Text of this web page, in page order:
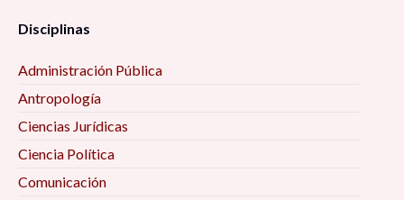
Disciplinas
Administración Pública
Antropología
Ciencias Jurídicas
Ciencia Política
Comunicación